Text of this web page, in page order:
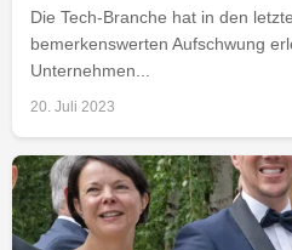
Die Tech-Branche hat in den
bemerkenswerten Aufschwung
Unternehmen...
20. Juli 2023